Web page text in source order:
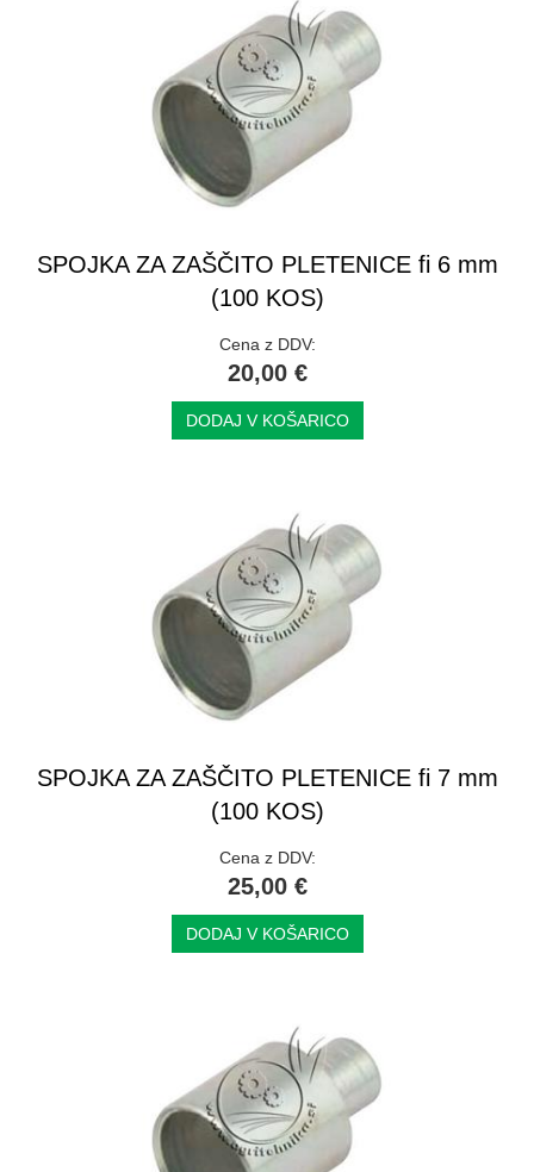
SPOJKA ZA ZAŠČITO PLETENICE fi 6 mm
(100 KOS)
Cena z DDV:
20,00 €
DODAJ V KOŠARICO
SPOJKA ZA ZAŠČITO PLETENICE fi 7 mm
(100 KOS)
Cena z DDV:
25,00 €
DODAJ V KOŠARICO